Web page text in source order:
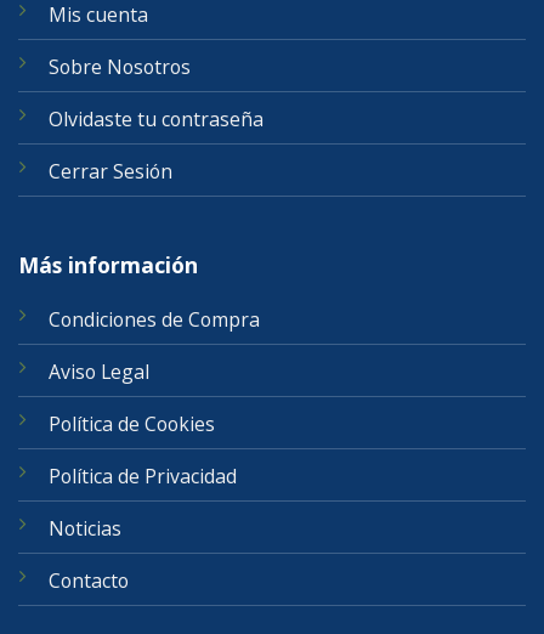
Mis cuenta
Sobre Nosotros
Olvidaste tu contraseña
Cerrar Sesión
Más información
Condiciones de Compra
Aviso Legal
Política de Cookies
Política de Privacidad
Noticias
Contacto